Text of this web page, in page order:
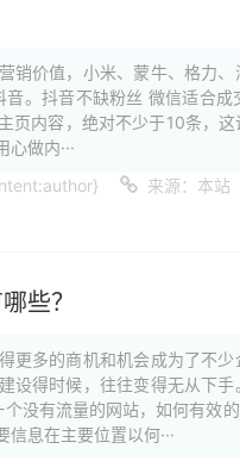
销价值，小米、蒙牛、格力
。抖音不缺粉丝 微信适合
页内容，绝对不少于10条，
做内···
来源：本站
些？
更多的商机和机会成为了不
设得时候，往往变得无从下
没有流量的网站，如何有效
息在主要位置以何···